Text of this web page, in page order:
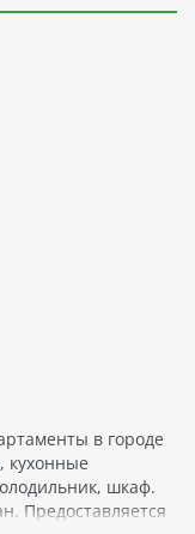
в городе
кухонные
шкаф.
Предоставляется